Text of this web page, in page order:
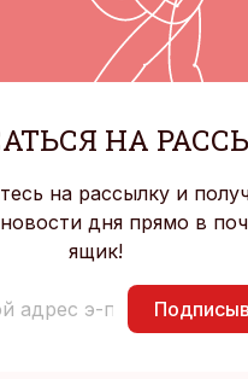
НА
на рассылку и
дня прямо в
ящик!